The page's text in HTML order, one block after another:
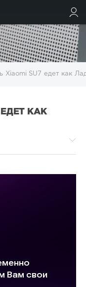
Xiaomi SU7 едет как
КАК